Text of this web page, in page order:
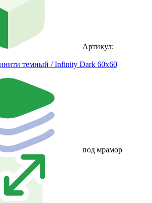
Артикул:
темный / Infinity Dark 60х60
под мрамор